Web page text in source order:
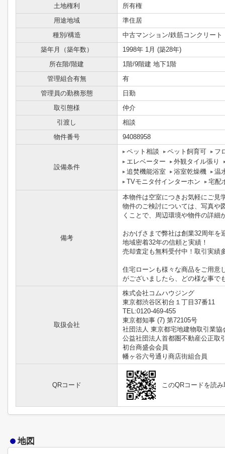
土地権利
所有権
用途地域
準住居
種別/構造
中古マンション/鉄筋コンクリート
築年月（築年数）
1998年 1月 (築28年)
所在階/階建
1階/9階建 地下1階
管理組合有無
有
管理員の勤務形態
日勤
取引態様
仲介
引渡し
相談
物件番号
94088958
設備条件
ペット相談 ペット飼育可
フ
エレベーター
外観タイル張り
追焚機能浴室
浴室乾燥機
温
TVモニタ付インターホン
宅配
備考
本物件は空室につきお気軽にご見
物件のご検討については、写真や
くことで、周辺環境や物件の詳細
おかげさまで弊社は創業32周年を
地域密着32年の信頼と実績！
売却査定も無料受付中！取引実績
住宅ローンも様々な商品をご用意
がございましたら、どの様な事で
取扱会社
株式会社コムハウジング
東京都渋谷区初台１丁目37番11
TEL:0120-469-455
東京都知事 (7) 第72105号
社団法人 東京都宅地建物取引業協
公益社団法人首都圏不動産公正取
初台商盛会会員
幡ヶ谷六号通り商店街組合員
QRコード このQRコードを読
地図